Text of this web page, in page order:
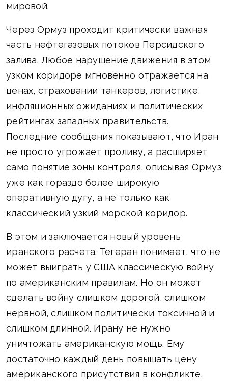
мировой.
Через Ормуз проходит критически важная
часть нефтегазовых потоков Персидского
залива. Любое нарушение движения в этом
узком коридоре мгновенно отражается на
ценах, страховании танкеров, логистике,
инфляционных ожиданиях и политических
рейтингах западных правительств.
Последние сообщения показывают, что Иран
не просто угрожает проливу, а расширяет
само понятие зоны контроля, описывая Ормуз
уже как гораздо более широкую
оперативную дугу, а не только как
классический узкий морской коридор.
В этом и заключается новый уровень
иранского расчета. Тегеран понимает, что не
может выиграть у США классическую войну
по американским правилам. Но он может
сделать войну слишком дорогой, слишком
нервной, слишком политически токсичной и
слишком длинной. Ирану не нужно
уничтожать американскую мощь. Ему
достаточно каждый день повышать цену
американского присутствия в конфликте.